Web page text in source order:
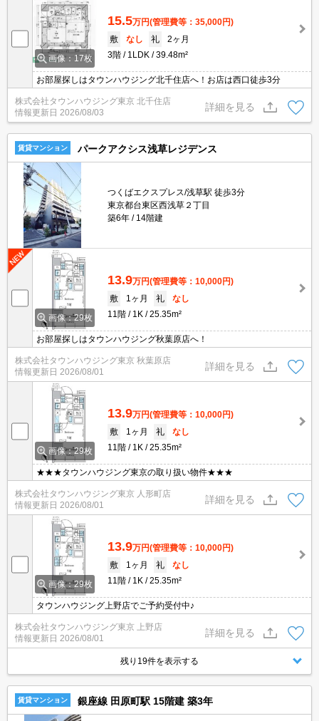
画像：17枚
15.5万円(管理費等：35,000円)
敷
なし 礼
2ヶ月
3階
1LDK 39.48m²
お部屋探しはタウンハウジング北千住店へ！お店は西口徒歩3分
株式会社タウンハウジング東京 北千住店
情報更新日 2026/08/03
詳細を見る
賃貸マンション パークアクシス浅草レジデンス
つくばエクスプレス/浅草駅 徒歩3分
東京都台東区西浅草２丁目
築6年
14階建
画像：29枚
13.9万円(管理費等：10,000円)
敷
1ヶ月 礼
なし
11階
1K 25.35m²
お部屋探しはタウンハウジング秋葉原店へ！
株式会社タウンハウジング東京 秋葉原店
情報更新日 2026/08/01
詳細を見る
画像：29枚
13.9万円(管理費等：10,000円)
敷
1ヶ月 礼
なし
11階
1K 25.35m²
★★★タウンハウジング東京の取り扱い物件★★★
株式会社タウンハウジング東京 人形町店
情報更新日 2026/08/01
詳細を見る
画像：29枚
13.9万円(管理費等：10,000円)
敷
1ヶ月 礼
なし
11階
1K 25.35m²
タウンハウジング上野店でご予約受付中♪
株式会社タウンハウジング東京 上野店
情報更新日 2026/08/01
詳細を見る
残り19件を表示する
賃貸マンション 銀座線 田原町駅 15階建 築3年